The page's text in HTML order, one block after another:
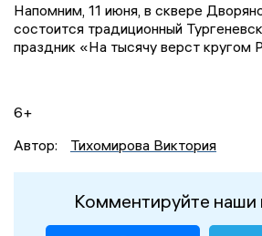
Напомним, 11 июня, в сквере
состоится традиционный
праздник «На тысячу верст кругом
6+
Автор:
Тихомирова Виктория
Комментируйте наши